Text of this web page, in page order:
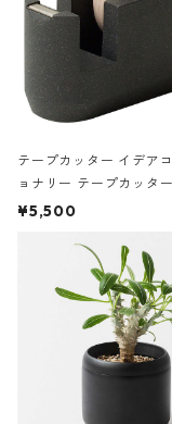
テープカッター イデア
ョナリー テープカッタ
サンドカラー 石調
¥5,500